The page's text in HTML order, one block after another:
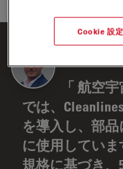
航空宇
では、
を導入し、部
に使用していま
規格に基づき、
Cookie 設定